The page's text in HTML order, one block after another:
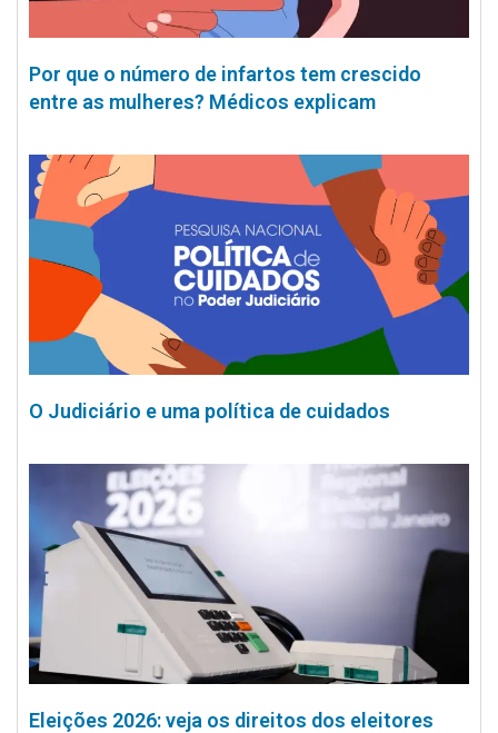
Por que o número de infartos tem crescido
entre as mulheres? Médicos explicam
O Judiciário e uma política de cuidados
Eleições 2026: veja os direitos dos eleitores